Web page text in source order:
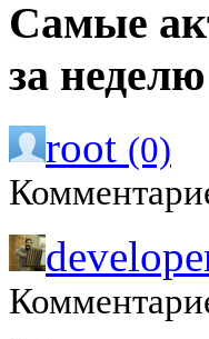
Самые
за неделю
root (0)